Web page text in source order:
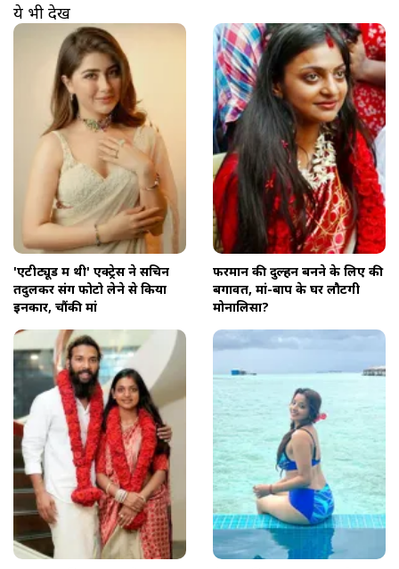
खुल रहा है
ये भी देखें
'एटीट्यूड में थी' एक्ट्रेस ने सचिन
तेंदुलकर संग फोटो लेने से किया
इनकार, चौंकी मां
फरमान की दुल्हन बनने के लिए की
बगावत, मां-बाप के घर लौटेंगी
मोनालिसा?